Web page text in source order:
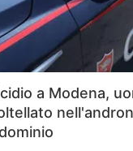
a Modena,